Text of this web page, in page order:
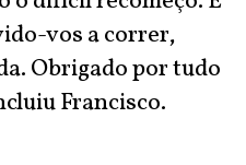
vos a correr,
Obrigado por tudo
Francisco.